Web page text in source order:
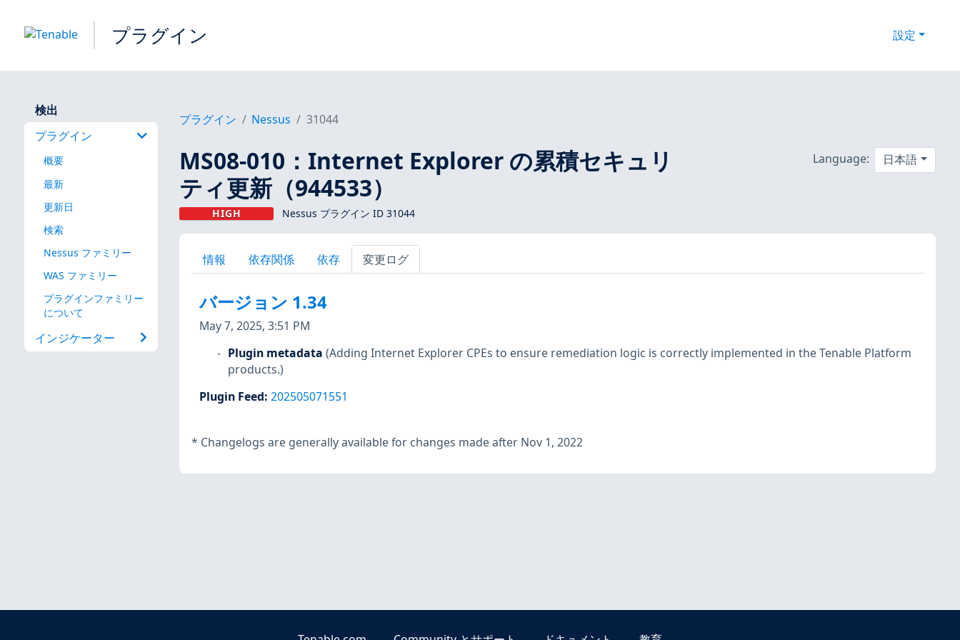
プラグイン 設定
検出
プラグイン
概要
最新
更新日
検索
Nessus ファミリー
WAS ファミリー
プラグインファミリー
について
インジケーター
プラグイン Nessus 31044
MS08-010：Internet Explorer の累積セキュリ
ティ更新（944533）
HIGH Nessus プラグイン ID 31044
Language: 日本語
情報 依存関係 依存 変更ログ
バージョン 1.34
May 7, 2025, 3:51 PM
Plugin metadata (Adding Internet Explorer CPEs to ensure remediation logic is correctly implemented in the Tenable Platform
products.)
Plugin Feed: 202505071551
* Changelogs are generally available for changes made after Nov 1, 2022